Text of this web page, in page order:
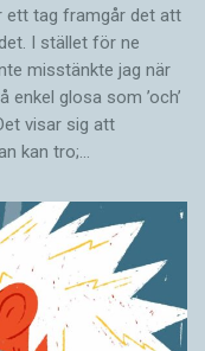
ett tag framgår det att
I stället för ne
misstänkte jag när
glosa som ’och’
visar sig att
kan tro;…